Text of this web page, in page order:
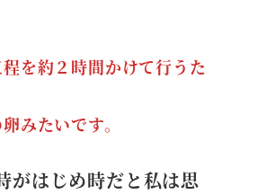
を約２時間かけて行うた
みたいです。
がはじめ時だと私は思